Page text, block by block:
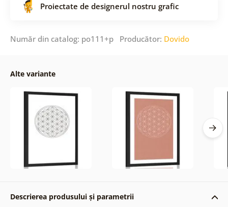
Proiectate de designerul nostru grafic
Număr din catalog: po111+p Producător: Dovido
Alte variante
Descrierea produsului și parametrii